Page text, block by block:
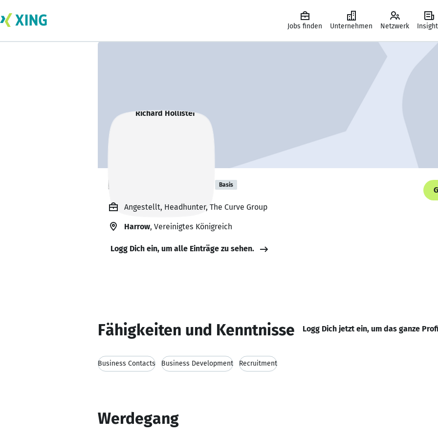
Jobs finden Unternehmen Netzwerk
Richard Hollister Basis
Angestellt, Headhunter, The Curve Group
Harrow, Vereinigtes Königreich
Logg Dich ein, um alle Einträge zu sehen.
Fähigkeiten und Kenntnisse Logg Dich jetzt ein, um das ganze
Business Contacts Business Development Recruitment
Werdegang